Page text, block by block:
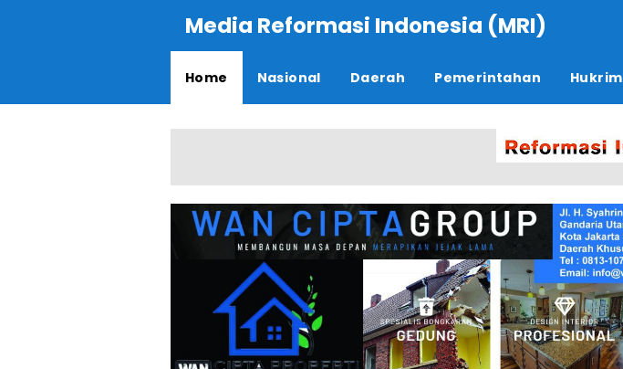
Media Reformasi Indonesia (MRI)
Home Nasional Daerah Pemerintahan Hukrim